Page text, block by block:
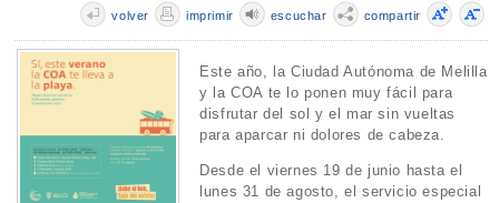
compartir
escuchar
imprimir
volver
Este año, la Ciudad Autónoma de Melilla
y la COA te lo ponen muy fácil para
disfrutar del sol y el mar sin vueltas
para aparcar ni dolores de cabeza.
Desde el viernes 19 de junio hasta el
lunes 31 de agosto, el servicio especial